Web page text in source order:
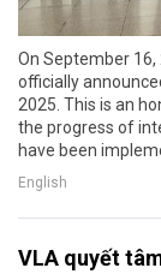
On September 16,
officially
2025. This is an
the progress of
have been
English
VLA quyết